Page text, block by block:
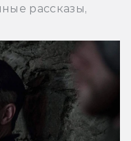
рассказы,